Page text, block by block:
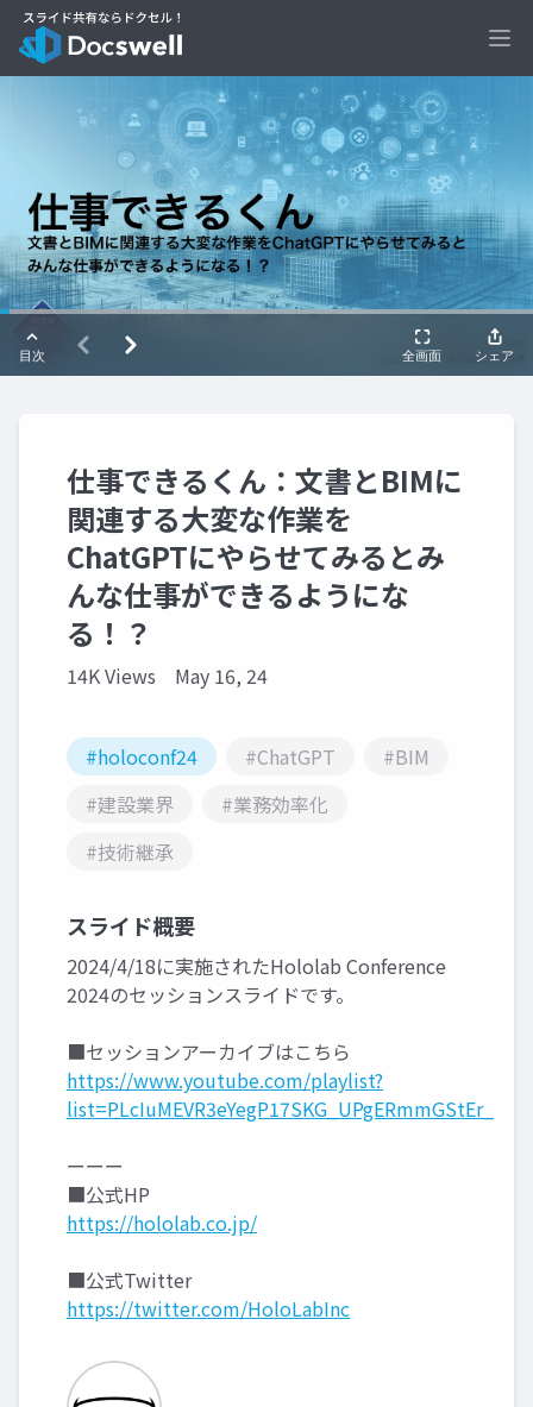
仕事できるくん：文書とBIMに
関連する大変な作業を
ChatGPTにやらせてみるとみ
んな仕事ができるようにな
る！？
14K Views May 16, 24
#holoconf24 #ChatGPT
#BIM
#建設業界
#業務効率化
#技術継承
スライド概要
2024/4/18に実施されたHololab Conference
2024のセッションスライドです。
■セッションアーカイブはこちら
https://www.youtube.com/playlist?
list=PLcIuMEVR3eYegP17SKG_UPgERmmGStEr_
ーーー
■公式HP
https://hololab.co.jp/
■公式Twitter
https://twitter.com/HoloLabInc